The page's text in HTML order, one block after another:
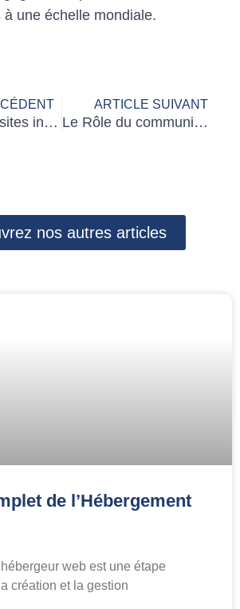
une échelle mondiale.
L’Impact des sites internet sur le tourisme à Bali
ARTICLE SUIVANT
Le Rôle du community manager dans le marketing digital
nos autres articles
de l’Hébergement
web est une étape
création et la gestion